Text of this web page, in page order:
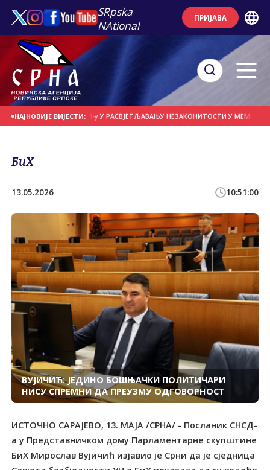
SRpska
NAtional
ПРИЈАВА
НАЈНОВИЈЕ ВИЈЕСТИ:
И МУП-у У РАСВЈЕТЉАВАЊУ НЕЗАКОНИТОСТИ У МЕМОРИЈАЛНОМ
БиХ
13.05.2026 10:51:00
ВУЈИЧИЋ: ЈЕДИНО БОШЊАЧКИ ПОЛИТИЧАРИ
НИСУ СПРЕМНИ ДА ПРЕУЗМУ ОДГОВОРНОСТ
ИСТОЧНО САРАЈЕВО, 13. МАЈА /СРНА/ - Посланик СНСД-
а у Представничком дому Парламентарне скупштине
БиХ Мирослав Вујичић изјавио је Срни да је сједница